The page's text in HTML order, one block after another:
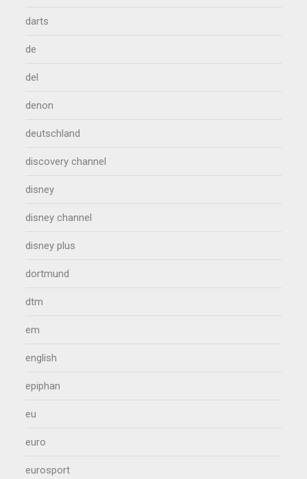
darts
de
del
denon
deutschland
discovery channel
disney
disney channel
disney plus
dortmund
dtm
em
english
epiphan
eu
euro
eurosport